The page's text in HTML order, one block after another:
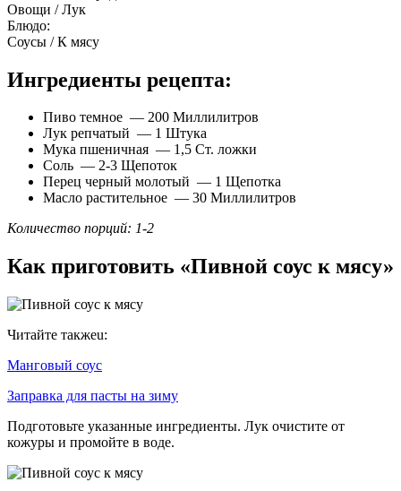
Овощи / Лук
Блюдо:
Соусы / К мясу
Ингредиенты рецепта:
Пиво темное — 200 Миллилитров
Лук репчатый — 1 Штука
Мука пшеничная — 1,5 Ст. ложки
Соль — 2-3 Щепоток
Перец черный молотый — 1 Щепотка
Масло растительное — 30 Миллилитров
Количество порций: 1-2
Как приготовить «Пивной соус к мясу»
Читайте такжеu:
Манговый соус
Заправка для пасты на зиму
Подготовьте указанные ингредиенты. Лук очистите от
кожуры и промойте в воде.